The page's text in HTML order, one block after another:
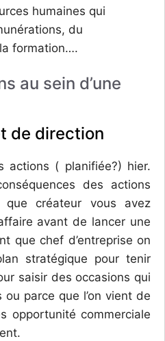
humaines qui
du
formation….
au sein d’une
de direction
actions ( planifiée?) hier.
des actions
que créateur vous avez
avant de lancer une
que chef d’entreprise on
stratégique pour tenir
saisir des occasions qui
parce que l’on vient de
opportunité commerciale